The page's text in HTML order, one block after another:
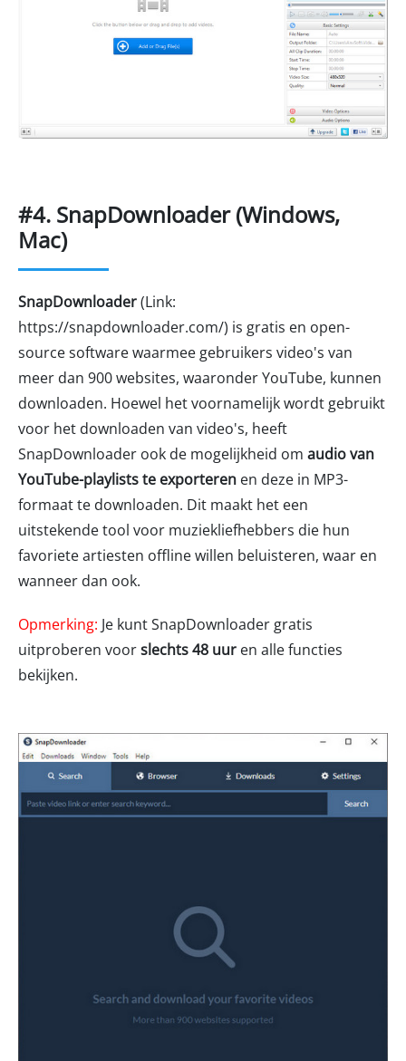
#4. SnapDownloader (Windows,
Mac)
SnapDownloader(Link:
https://snapdownloader.com/) is gratis en open-
source software waarmee gebruikers video's van
meer dan 900 websites, waaronder YouTube, kunnen
downloaden. Hoewel het voornamelijk wordt gebruikt
voor het downloaden van video's, heeft
SnapDownloader ook de mogelijkheid om audio van
YouTube-playlists te exporteren en deze in MP3-
formaat te downloaden. Dit maakt het een
uitstekende tool voor muziekliefhebbers die hun
favoriete artiesten offline willen beluisteren, waar en
wanneer dan ook.
Opmerking: Je kunt SnapDownloader gratis
uitproberen voorslechts 48 uur en alle functies
bekijken.